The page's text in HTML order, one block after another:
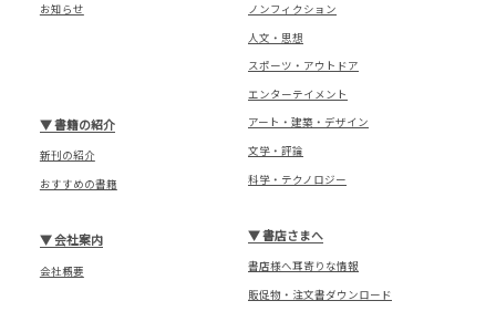
お知らせ
ノンフィクション
人文・思想
スポーツ・アウトドア
エンターテイメント
アート・建築・デザイン
文学・評論
科学・テクノロジー
▼書籍の紹介
新刊の紹介
おすすめの書籍
▼書店さまへ
書店様へ耳寄りな情報
販促物・注文書ダウンロード
▼会社案内
会社概要